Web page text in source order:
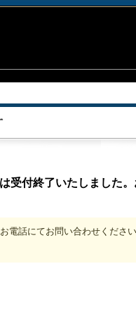
受付終了いたしました
電話にてお問い合わせくださ